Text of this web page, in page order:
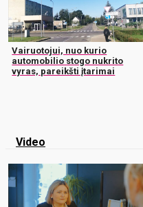
Vairuotojui, nuo kurio
automobilio stogo nukrito
vyras, pareikšti įtarimai
Video